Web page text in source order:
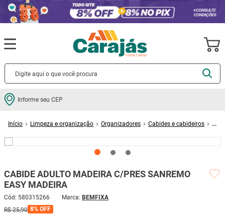
Informe seu CEP
Limpeza e organização Organizadores
Cabides e cabideiros
CABIDE ADULTO MADEIRA C/PRES SANREMO
EASY MADEIRA
Cód: 580315266
BEMFIXA
R$ 25,90 8% OFF
Termos mais buscados
2º porcelanato
5º porta
vaso sanitário
7º tinta